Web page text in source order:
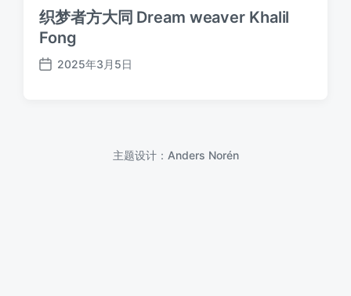
织梦者方大同 Dream weaver Khalil
Fong
发
2025年3月5日
主题设计： Anders Norén